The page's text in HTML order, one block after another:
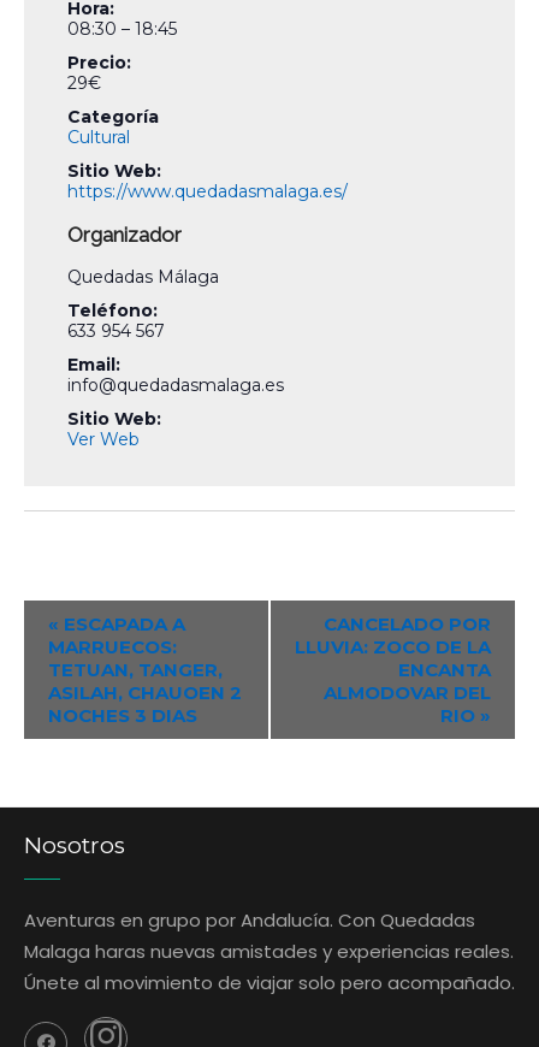
Hora:
08:30 – 18:45
Precio:
29€
Categoría
Cultural
Sitio Web:
https://www.quedadasmalaga.es/
Organizador
Quedadas Málaga
Teléfono:
633 954 567
Email:
info@quedadasmalaga.es
Sitio Web:
Ver Web
Event
Navigation
« ESCAPADA A
MARRUECOS:
TETUAN, TANGER,
ASILAH, CHAUOEN 2
NOCHES 3 DIAS
CANCELADO POR
LLUVIA: ZOCO DE LA
ENCANTA
ALMODOVAR DEL
RIO »
Nosotros
Aventuras en grupo por Andalucía. Con Quedadas
Malaga haras nuevas amistades y experiencias reales.
Únete al movimiento de viajar solo pero acompañado.